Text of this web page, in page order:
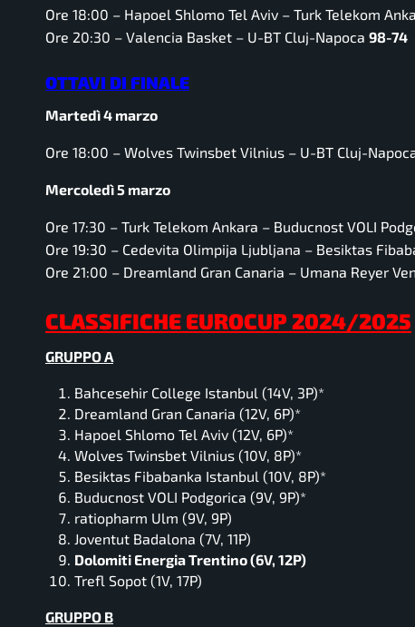
Ore 18:00 – Hapoel Shlomo Tel Aviv – Turk Telekom
Ore 20:30 – Valencia Basket – U-BT Cluj-Napoca 98-74
OTTAVI DI FINALE
Martedì 4 marzo
Ore 18:00 – Wolves Twinsbet Vilnius – U-BT Cluj-
Mercoledì 5 marzo
Ore 17:30 – Turk Telekom Ankara – Buducnost VOLI
Ore 19:30 – Cedevita Olimpija Ljubljana – Besiktas
Ore 21:00 – Dreamland Gran Canaria – Umana Reyer
CLASSIFICHE EUROCUP 2024/2025
GRUPPO A
Bahcesehir College Istanbul (14V, 3P)*
Dreamland Gran Canaria (12V, 6P)*
Hapoel Shlomo Tel Aviv (12V, 6P)*
Wolves Twinsbet Vilnius (10V, 8P)*
Besiktas Fibabanka Istanbul (10V, 8P)*
Buducnost VOLI Podgorica (9V, 9P)*
ratiopharm Ulm (9V, 9P)
Joventut Badalona (7V, 11P)
Dolomiti Energia Trentino (6V, 12P)
Trefl Sopot (1V, 17P)
GRUPPO B